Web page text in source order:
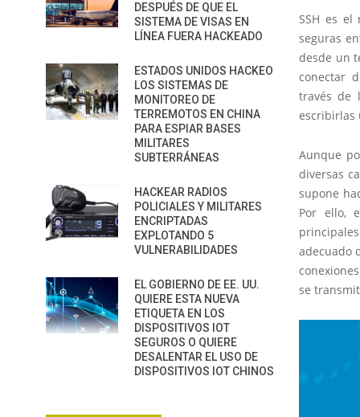
SSH es el
seguras
desde un
conectar
través de
escribirlas
Aunque
diversas
supone
Por ello,
adecuado
se
DESPUÉS DE QUE EL
SISTEMA DE VISAS EN
LÍNEA FUERA HACKEADO
ESTADOS UNIDOS HACKEO
LOS SISTEMAS DE
MONITOREO DE
TERREMOTOS EN CHINA
PARA ESPIAR BASES
MILITARES
SUBTERRÁNEAS
HACKEAR RADIOS
POLICIALES Y MILITARES
ENCRIPTADAS
EXPLOTANDO 5
VULNERABILIDADES
EL GOBIERNO DE EE. UU.
QUIERE ESTA NUEVA
ETIQUETA EN LOS
DISPOSITIVOS IOT
SEGUROS O QUIERE
DESALENTAR EL USO DE
DISPOSITIVOS IOT CHINOS